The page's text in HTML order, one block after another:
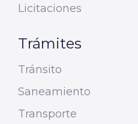
Licitaciones
Trámites
Tránsito
Saneamiento
Transporte